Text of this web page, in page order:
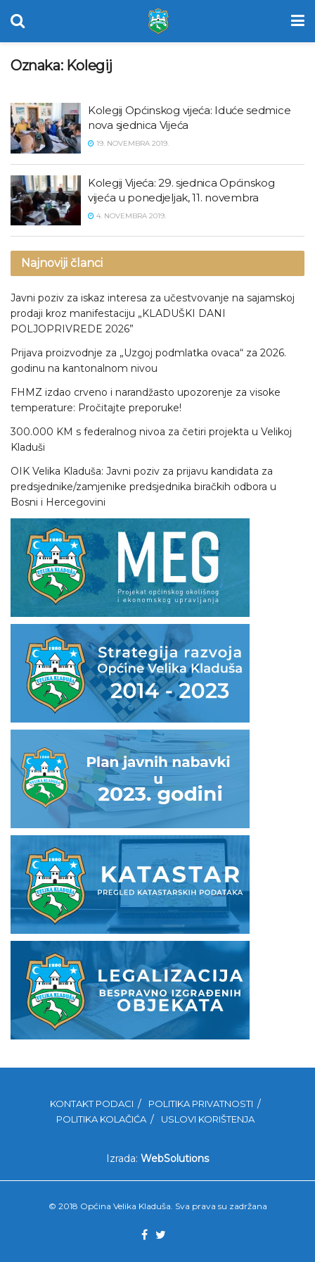
Oznaka: Kolegij
Kolegij Općinskog vijeća: Iduće sedmice
nova sjednica Vijeća
19. NOVEMBRA 2019.
Kolegij Vijeća: 29. sjednica Općinskog
vijeća u ponedjeljak, 11. novembra
4. NOVEMBRA 2019.
Najnoviji članci
Javni poziv za iskaz interesa za učestvovanje na sajamskoj
prodaji kroz manifestaciju „KLADUŠKI DANI
POLJOPRIVREDE 2026”
Prijava proizvodnje za „Uzgoj podmlatka ovaca“ za 2026.
godinu na kantonalnom nivou
FHMZ izdao crveno i narandžasto upozorenje za visoke
temperature: Pročitajte preporuke!
300.000 KM s federalnog nivoa za četiri projekta u Velikoj
Kladuši
OIK Velika Kladuša: Javni poziv za prijavu kandidata za
predsjednike/zamjenike predsjednika biračkih odbora u
Bosni i Hercegovini
KONTAKT PODACI
POLITIKA PRIVATNOSTI
POLITIKA KOLAČIĆA
USLOVI KORIŠTENJA
Izrada: WebSolutions
© 2018 Općina Velika Kladuša. Sva prava su zadržana